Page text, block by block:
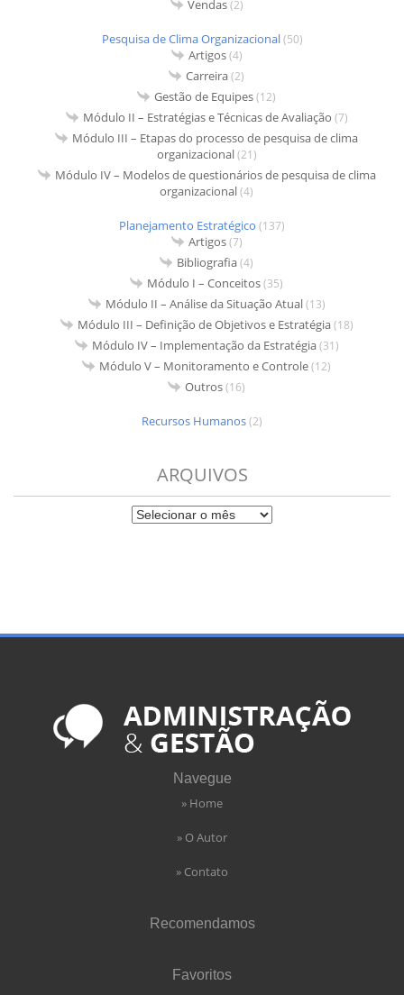
Vendas(2)
Pesquisa de Clima Organizacional(50)
Artigos(4)
Carreira(2)
Gestão de Equipes(12)
Módulo II – Estratégias e Técnicas de Avaliação (7)
Módulo III – Etapas do processo de pesquisa de clima
organizacional(21)
Módulo IV – Modelos de questionários de pesquisa de clima
organizacional(4)
Planejamento Estratégico (137)
Artigos(7)
Bibliografia(4)
Módulo I – Conceitos(35)
Módulo II – Análise da Situação Atual(13)
Módulo III – Definição de Objetivos e Estratégia(18)
Módulo IV – Implementação da Estratégia(31)
Módulo V – Monitoramento e Controle(12)
Outros(16)
Recursos Humanos(2)
ARQUIVOS
Navegue
» Home
» O Autor
» Contato
Recomendamos
Favoritos